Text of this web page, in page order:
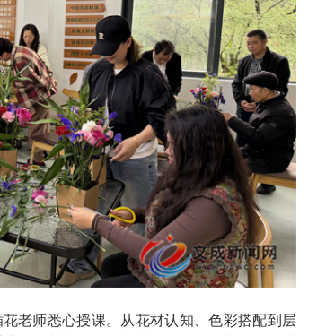
师悉心授课。从花材认知、色彩搭配到层